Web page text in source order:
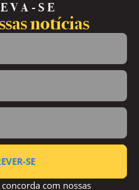
SE
notícias
SE
com nossas